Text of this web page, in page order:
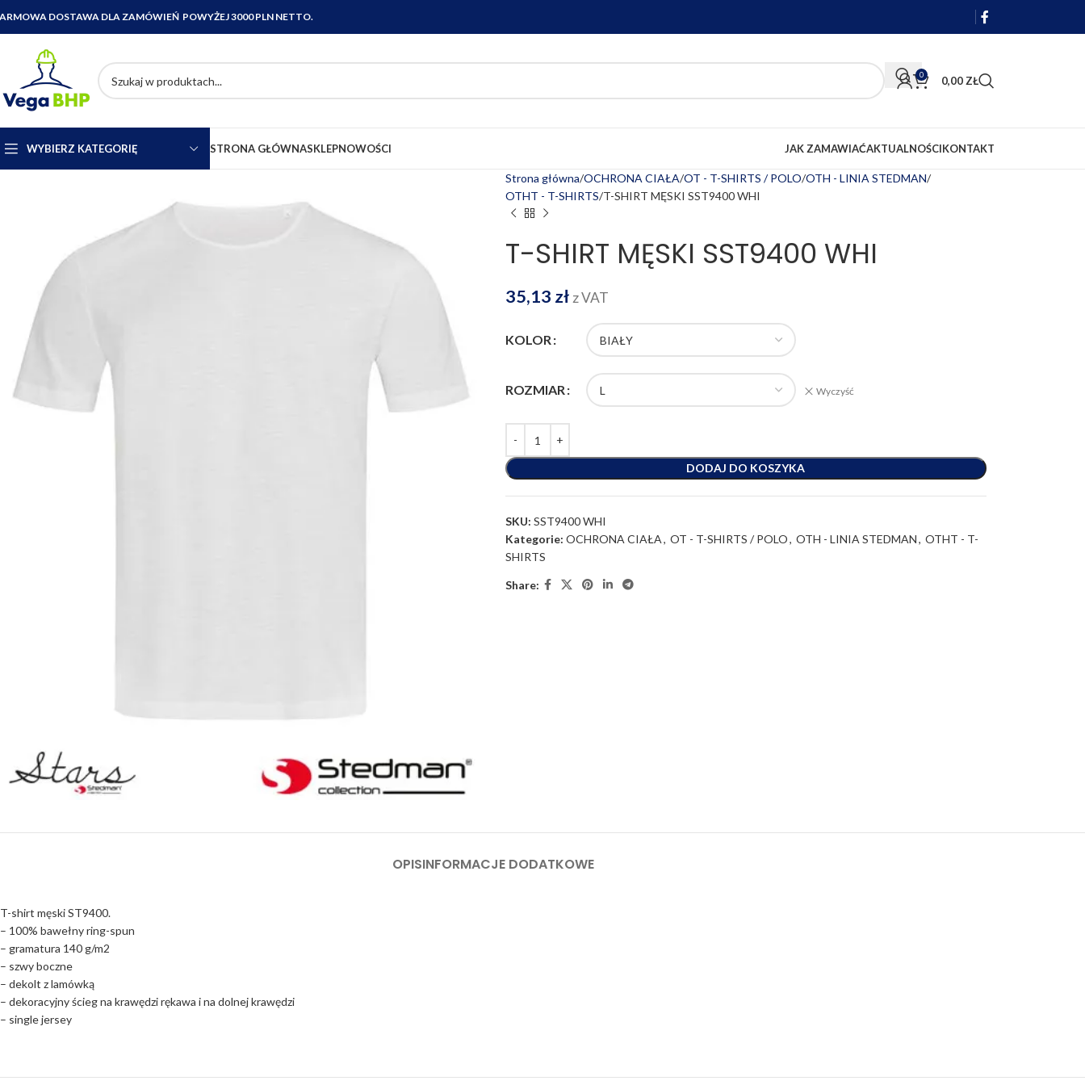
DOSTAWA DLA ZAMÓWIEŃ POWYŻEJ 3000 PLN NETTO.
0 0,00 ZŁ
WYBIERZ KATEGORIĘ STRONA GŁÓWNASKLEPNOWOŚCI JAK ZAMAWIAĆAKTUALNOŚCIKONTAKT
Strona główna OCHRONA CIAŁA OT - T-SHIRTS / POLO OTH - LINIA STEDMAN
OTHT - T-SHIRTS T-SHIRT MĘSKI SST9400 WHI
T-SHIRT MĘSKI SST9400 WHI
35,13 zł z VAT
KOLOR
ROZMIAR Wyczyść
DODAJ DO KOSZYKA
SKU: SST9400 WHI
Kategorie: OCHRONA CIAŁA, OT - T-SHIRTS / POLO, OTH - LINIA STEDMAN, OTHT - T-
SHIRTS
Share:
OPISINFORMACJE DODATKOWE
T-shirt męski ST9400.
– 100% bawełny ring-spun
– gramatura 140 g/m2
– szwy boczne
– dekolt z lamówką
– dekoracyjny ścieg na krawędzi rękawa i na dolnej krawędzi
– single jersey